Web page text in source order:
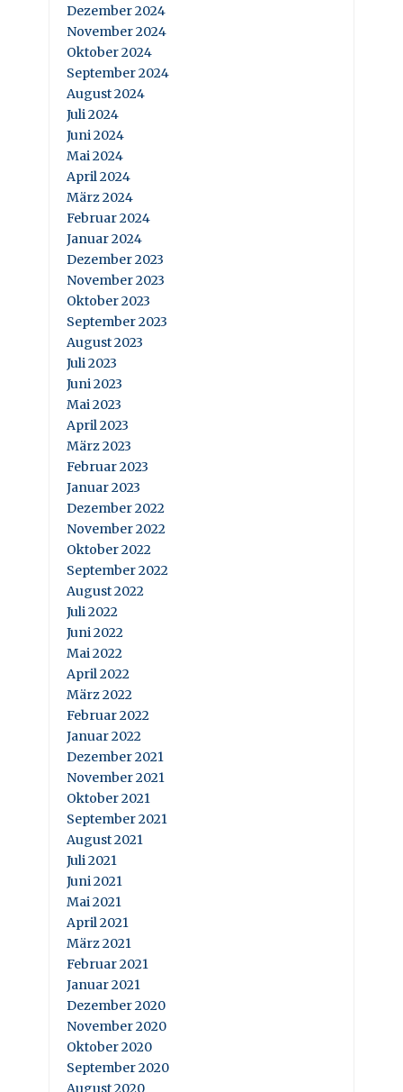
Dezember 2024
November 2024
Oktober 2024
September 2024
August 2024
Juli 2024
Juni 2024
Mai 2024
April 2024
März 2024
Februar 2024
Januar 2024
Dezember 2023
November 2023
Oktober 2023
September 2023
August 2023
Juli 2023
Juni 2023
Mai 2023
April 2023
März 2023
Februar 2023
Januar 2023
Dezember 2022
November 2022
Oktober 2022
September 2022
August 2022
Juli 2022
Juni 2022
Mai 2022
April 2022
März 2022
Februar 2022
Januar 2022
Dezember 2021
November 2021
Oktober 2021
September 2021
August 2021
Juli 2021
Juni 2021
Mai 2021
April 2021
März 2021
Februar 2021
Januar 2021
Dezember 2020
November 2020
Oktober 2020
September 2020
August 2020